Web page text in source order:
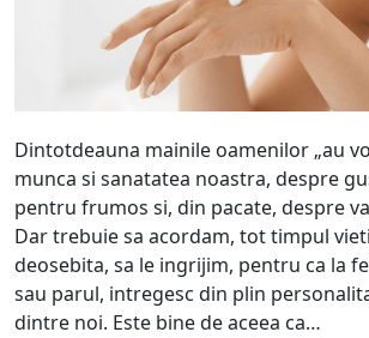
Dintotdeauna mainile oamenilor „au
munca si sanatatea noastra, despre
pentru frumos si, din pacate, despre
Dar trebuie sa acordam, tot timpul
deosebita, sa le ingrijim, pentru ca la
sau parul, intregesc din plin
dintre noi. Este bine de aceea ca…